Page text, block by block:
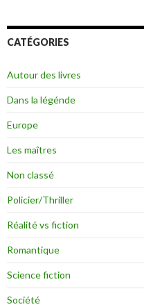
CATÉGORIES
Autour des livres
Dans la légénde
Europe
Les maîtres
Non classé
Policier/Thriller
Réalité vs fiction
Romantique
Science fiction
Société